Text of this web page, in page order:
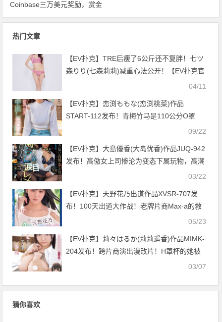
Coinbase三万美元奖励，赏金
成黑客收入来源
热门文章
【EV扑克】TRE后瘦了6公斤还不复胖！七ツ
森りり(七森莉莉)减重心法公开！【EV扑克官
04/11
【EV扑克】恋渕ももな(恋渕桃菜)作品
START-112发布！青梅竹马是110公分O罩
杯，发育太好…每天都只想和她待在床上！09/22
【EV扑克】大島優香(大岛优香)作品JUQ-942
发布！高傲女上司惨沦为变态下属玩物，高潮
03/22
【EV扑克】天野花乃出道作品XVSR-707发
布！100天出道大作战！老牌片商Max-a的救
05/23
【EV扑克】莉々はるか(莉莉遥香)作品MIMK-
204发布！跨片商演出漫改片！H罩杯的她被
03/07
猜你喜欢